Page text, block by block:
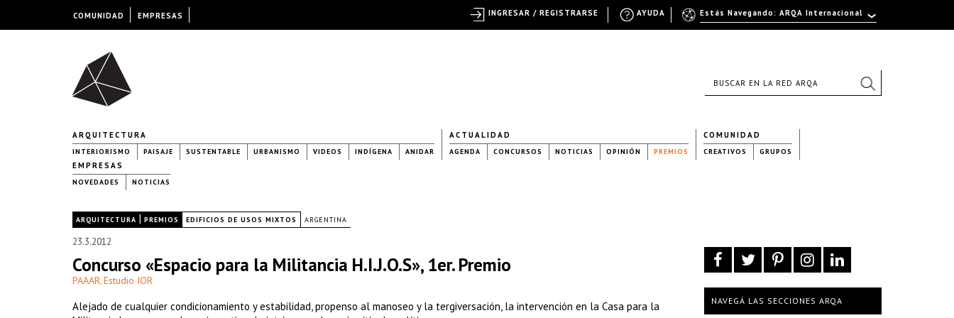
ARQUITECTURA
INTERIORISMO PAISAJE SUSTENTABLE URBANISMO VIDEOS INDÍGENA ANIDAR
ACTUALIDAD
AGENDA CONCURSOS NOTICIAS OPINIÓN PREMIOS
COMUNIDAD
CREATIVOS GRUPOS
EMPRESAS
NOVEDADES NOTICIAS
ARQUITECTURA | PREMIOS EDIFICIOS DE USOS MIXTOS ARGENTINA
23.3.2012
Concurso «Espacio para la Militancia H.I.J.O.S», 1er. Premio
PAAAR, Estudio IOR
Alejado de cualquier condicionamiento y estabilidad, propenso al manoseo y la tergiversación, la intervención en la Casa para la
NAVEGÁ LAS SECCIONES ARQA
COMUNIDAD EMPRESAS Estás Navegando: ARQA Internacional
AYUDA
INGRESAR / REGISTRARSE